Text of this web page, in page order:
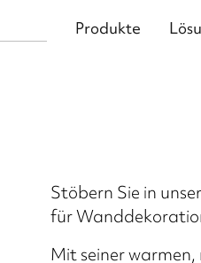
Produkte
Stöbern Sie in
für
Mit seiner